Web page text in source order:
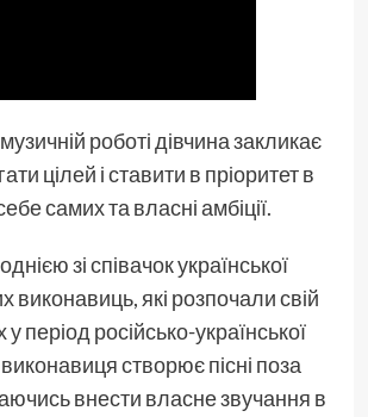
роботі дівчина закликає
цілей і ставити в пріоритет в
самих та власні амбіції.
зі співачок української
виконавиць, які розпочали свій
період російсько-української
створює пісні поза
внести власне звучання в